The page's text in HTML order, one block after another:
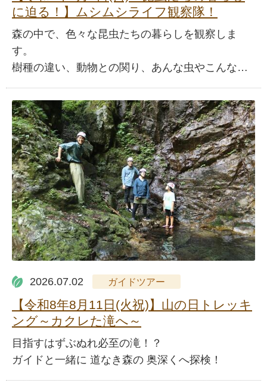
に迫る！】ムシムシライフ観察隊！
森の中で、色々な昆虫たちの暮らしを観察しま
す。
樹種の違い、動物との関り、あんな虫やこんな…
2026.07.02 ガイドツアー
【令和8年8月11日(火祝)】山の日トレッキ
ング～カクレた滝へ～
目指すはずぶぬれ必至の滝！？
ガイドと一緒に 道なき森の 奥深くへ探検！